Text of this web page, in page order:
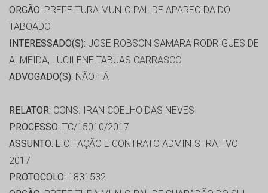
ORGÃO: PREFEITURA MUNICIPAL DE APARECIDA DO
TABOADO
INTERESSADO(S): JOSE ROBSON SAMARA RODRIGUES DE
ALMEIDA, LUCILENE TABUAS CARRASCO
ADVOGADO(S): NÃO HÁ
RELATOR: CONS. IRAN COELHO DAS NEVES
PROCESSO: TC/15010/2017
ASSUNTO: LICITAÇÃO E CONTRATO ADMINISTRATIVO
2017
PROTOCOLO: 1831532